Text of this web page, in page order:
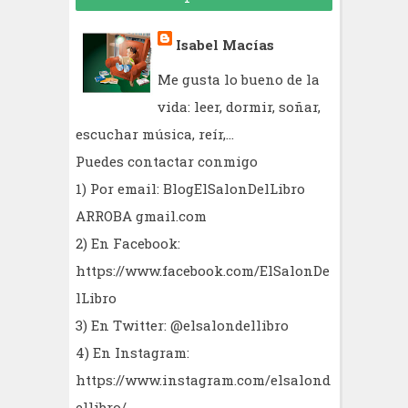
Isabel Macías
Me gusta lo bueno de la
vida: leer, dormir, soñar,
escuchar música, reír,...
Puedes contactar conmigo
1) Por email: BlogElSalonDelLibro
ARROBA gmail.com
2) En Facebook:
https://www.facebook.com/ElSalonDe
lLibro
3) En Twitter: @elsalondellibro
4) En Instagram:
https://www.instagram.com/elsalond